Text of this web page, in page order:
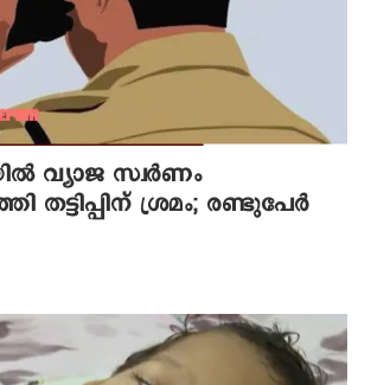
വ്യാജ സ്വർണം
തട്ടിപ്പിന് ശ്രമം; രണ്ടുപേർ